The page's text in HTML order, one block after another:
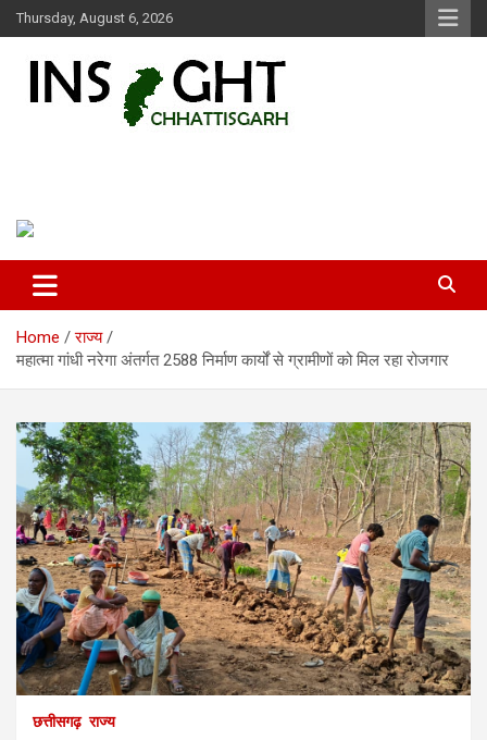
Skip
to
Thursday, August 6, 2026
Home
राज्य
महात्मा गांधी नरेगा अंतर्गत 2588 निर्माण कार्यों से ग्रामीणों को मिल रहा रोजगार
छत्तीसगढ़ राज्य